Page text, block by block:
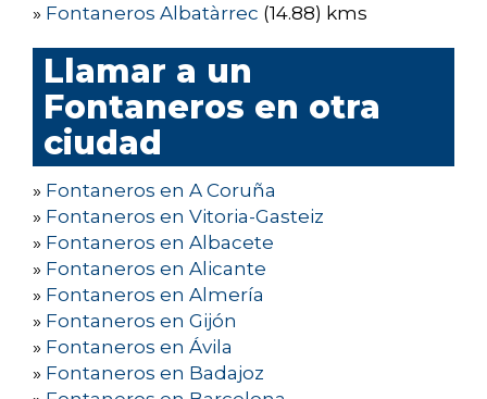
» Fontaneros Albatàrrec (14.88) kms
Llamar a un
Fontaneros en otra
ciudad
» Fontaneros en A Coruña
» Fontaneros en Vitoria-Gasteiz
» Fontaneros en Albacete
» Fontaneros en Alicante
» Fontaneros en Almería
» Fontaneros en Gijón
» Fontaneros en Ávila
» Fontaneros en Badajoz